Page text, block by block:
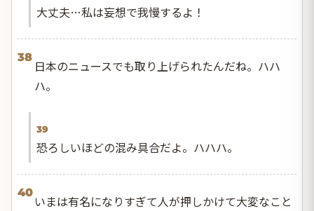
大丈夫…私は妄想で我慢するよ！
38
日本のニュースでも取り上げられたんだね。ハハ
ハ。
39
恐ろしいほどの混み具合だよ。ハハハ。
40
いまは有名になりすぎて人が押しかけて大変なこと